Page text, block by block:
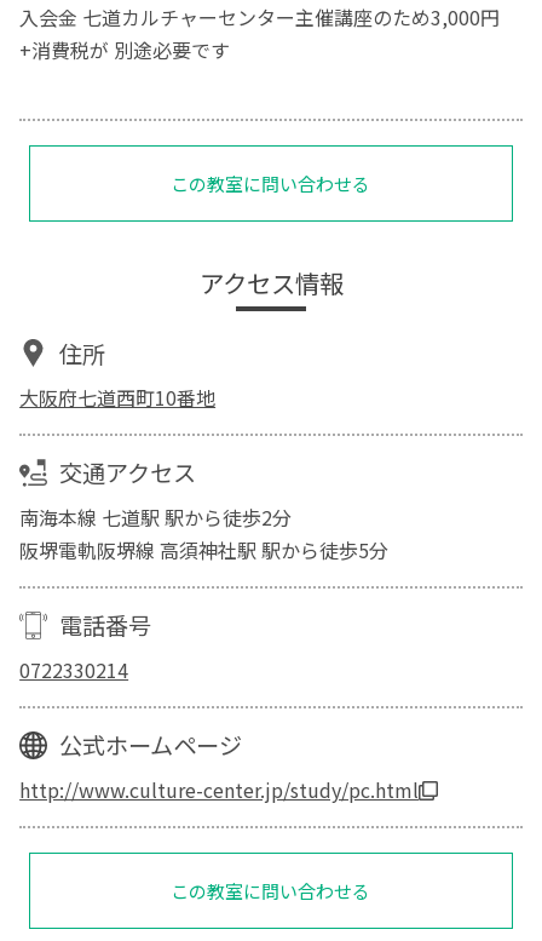
入会金 七道カルチャーセンター主催講座のため3,000円
+消費税が 別途必要です
この教室に問い合わせる
アクセス情報
住所
大阪府七道西町10番地
交通アクセス
南海本線 七道駅 駅から徒歩2分
阪堺電軌阪堺線 高須神社駅 駅から徒歩5分
電話番号
0722330214
公式ホームページ
http://www.culture-center.jp/study/pc.html
この教室に問い合わせる